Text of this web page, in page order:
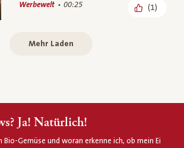
Werbewelt 00:25 (1)
Mehr Laden
Ja! Natürlich!
Gemüse und woran erkenne ich, ob mein Ei